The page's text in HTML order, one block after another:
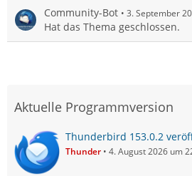
Community-Bot 3. September
Hat das Thema geschlossen.
Aktuelle Programmversion
Thunderbird 153.0.2
Thunder 4. August 2026 um